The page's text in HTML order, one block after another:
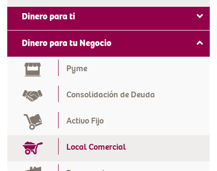
Dinero para ti
Efectivo
Vivienda
Dinero para tu Negocio
Pyme
Consolidación de Deuda
Activo Fijo
Local Comercial